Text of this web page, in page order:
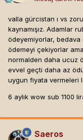
valla gürcistan ı vs
kaynamışız. Adamlar
ödeyemiyorlar,
ödemeyi çekiyorlar
normalden daha ucuz
evvel geçti daha az
uygun fiyata vermeleri
6 aylık wow sub 1100
Saeros